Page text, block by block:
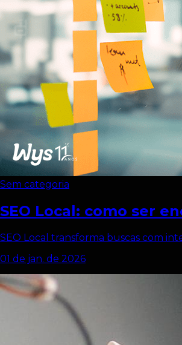
Sem categoria
SEO Local: como ser
SEO Local transforma buscas com
01 de jan. de 2026